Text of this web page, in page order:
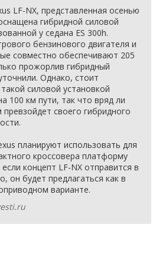
LF-NX, представленная осенью
гибридной силовой
у седана ES 300h.
бензинового двигателя и
совместно обеспечивают 205
прожорлив гибридный
Однако, стоит
силовой установкой
100 км пути, так что вряд ли
своего гибридного
планируют использовать для
кроссовера платформу
концепт LF-NX отправится в
он будет предлагаться как в
варианте.